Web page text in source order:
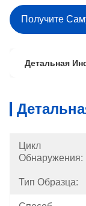
Получите
Детальная
Цикл
Обнаружения:
Тип Образца: